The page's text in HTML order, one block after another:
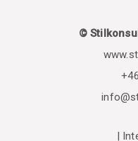
©
|